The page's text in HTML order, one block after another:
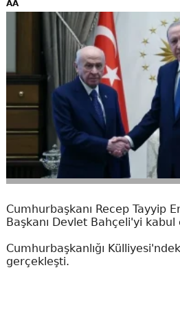
AA
Cumhurbaşkanı Recep Tayyip
Başkanı Devlet Bahçeli'yi kabul
Cumhurbaşkanlığı
gerçekleşti.